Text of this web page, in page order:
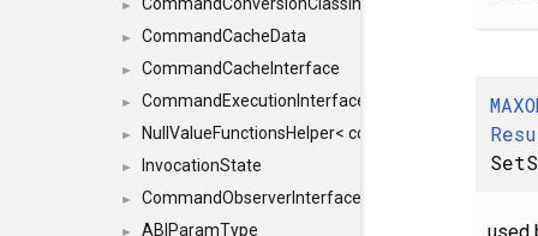
►
► CommandCacheData
► CommandCacheInterface
► CommandExecutionInterface
► NullValueFunctionsHelper< const Result<
► InvocationState
► CommandObserverInterface
► ABIParamType